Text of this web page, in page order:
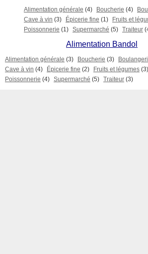
Alimentation générale (4) Boucherie (4)
Cave à vin (3) Épicerie fine (1) Fruits et
Poissonnerie (1) Supermarché (5) Traiteur
Alimentation Bandol
Alimentation générale (3) Boucherie (3)
Cave à vin (4) Épicerie fine (2) Fruits et légumes (3)
Poissonnerie (4) Supermarché (5) Traiteur (3)